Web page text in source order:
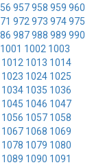
957958 959 960
972 973 974975
987988 989 990
1001 1002 1003
1012 1013 1014
1023 1024 1025
1034 1035 1036
1045 1046 1047
1056 1057 1058
1067 1068 1069
1078 1079 1080
1089 1090 1091